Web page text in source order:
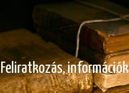
Feliratkozás, információk